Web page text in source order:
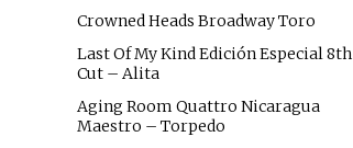
Crowned Heads Broadway Toro
Last Of My Kind Edición Especial 8th
Cut – Alita
Aging Room Quattro Nicaragua
Maestro – Torpedo